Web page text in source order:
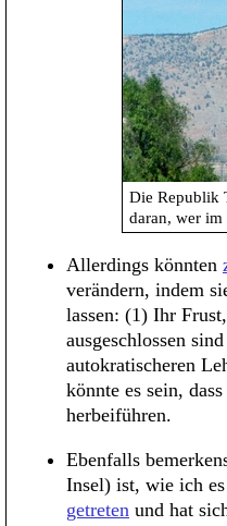
Die Republik
daran, wer im
Allerdings könnten
verändern, indem
lassen: (1) Ihr
ausgeschlossen
autokratischeren
könnte es sein,
herbeiführen.
Ebenfalls
Insel) ist, wie ich
getreten und hat